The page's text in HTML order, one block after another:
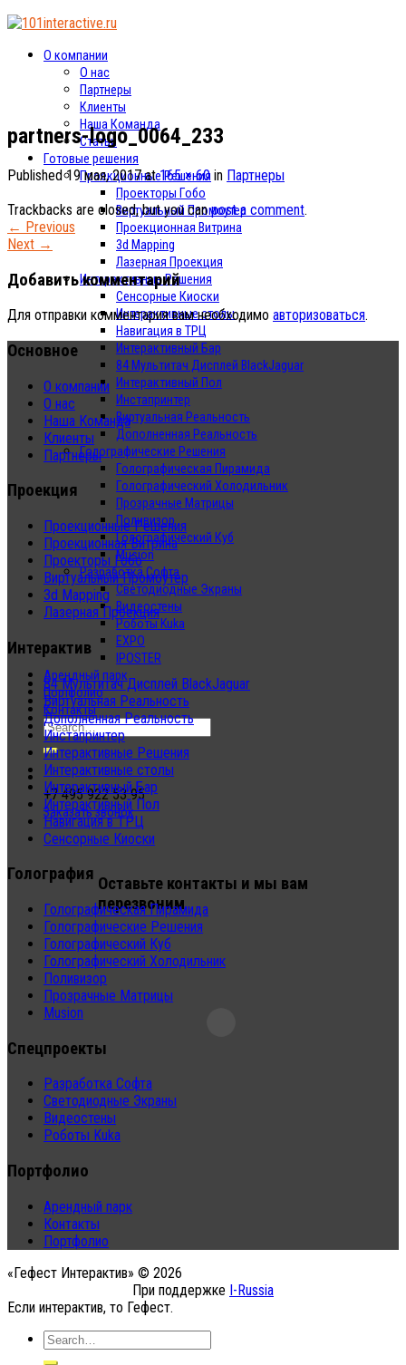
О компании
О нас
Партнеры
Клиенты
Наша Команда
Статьи
Готовые решения
Проекционные Решения
Проекторы Гобо
Виртуальный Промоутер
Проекционная Витрина
3d Mapping
Лазерная Проекция
Интерактивные Решения
Сенсорные Киоски
Интерактивные столы
Навигация в ТРЦ
Интерактивный Бар
84 Мультитач Дисплей BlackJaguar
Интерактивный Пол
Инстапринтер
Виртуальная Реальность
Дополненная Реальность
Голографические Решения
Голографическая Пирамида
Голографический Холодильник
Прозрачные Матрицы
Поливизор
Голографический Куб
Musion
Разработка Софта
Светодиодные Экраны
Видеостены
Роботы Kuka
EXPO
IPOSTER
Арендный парк
Портфолио
Контакты
+7 495 922 53 95
Заказать звонок
Оставьте контакты и мы вам
перезвоним
partners-logo_0064_233
Published19 мая, 2017at165 × 60 in Партнеры
Trackbacks are closed, but you canpost a comment.
← Previous
Next →
Добавить комментарий
Для отправки комментария вам необходимо авторизоваться.
Основное
О компании
О нас
Наша Команда
Клиенты
Партнеры
Проекция
Проекционные Решения
Проекционная Витрина
Проекторы Гобо
Виртуальный Промоутер
3d Mapping
Лазерная Проекция
Интерактив
84 Мультитач Дисплей BlackJaguar
Виртуальная Реальность
Дополненная Реальность
Инстапринтер
Интерактивные Решения
Интерактивные столы
Интерактивный Бар
Интерактивный Пол
Навигация в ТРЦ
Сенсорные Киоски
Голография
Голографическая Пирамида
Голографические Решения
Голографический Куб
Голографический Холодильник
Поливизор
Прозрачные Матрицы
Musion
Спецпроекты
Разработка Софта
Светодиодные Экраны
Видеостены
Роботы Kuka
Портфолио
Арендный парк
Контакты
Портфолио
«Гефест Интерактив» © 2026
При поддержке I-Russia
Если интерактив, то Гефест.